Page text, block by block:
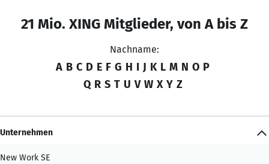
21 Mio. XING Mitglieder, von A bis Z
Nachname:
A B C D E F G H I J K L M N O P
Q R S T U V W X Y Z
Unternehmen
New Work SE